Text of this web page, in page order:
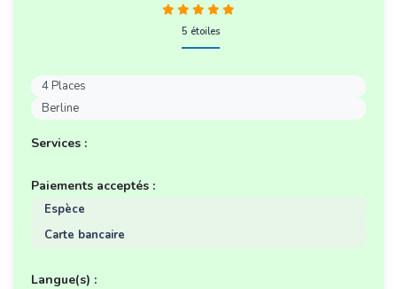
5 étoiles
4 Places
Berline
Services :
Paiements acceptés :
Espèce
Carte bancaire
Langue(s) :